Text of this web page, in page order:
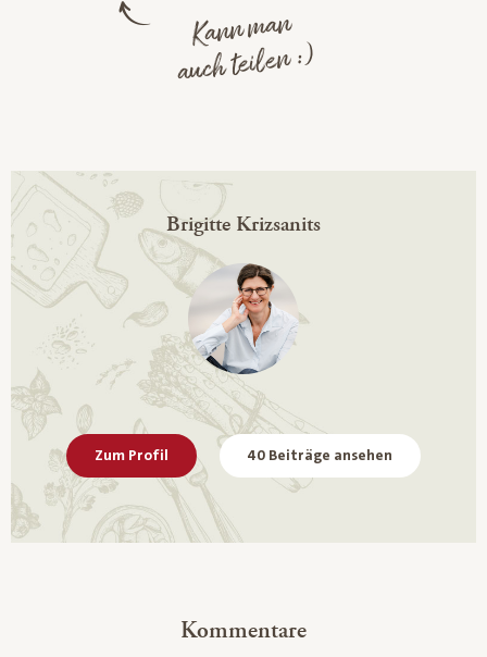
Kann man
auch teilen :)
Brigitte Krizsanits
Zum Profil 40 Beiträge ansehen
Kommentare